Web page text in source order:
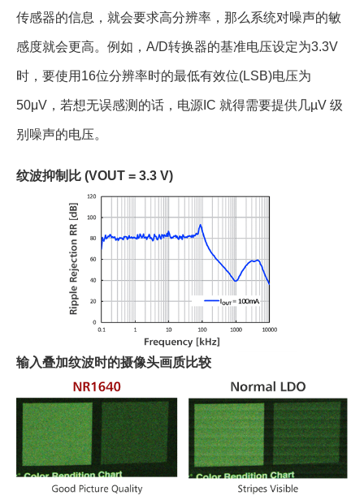
传感器的信息，就会要求高分辨率，那么系统对噪声的敏
感度就会更高。例如，A/D转换器的基准电压设定为3.3V
时，要使用16位分辨率时的最低有效位(LSB)电压为
50μV，若想无误感测的话，电源IC 就得需要提供几µV 级
别噪声的电压。
纹波抑制比 (VOUT = 3.3 V)
输入叠加纹波时的摄像头画质比较